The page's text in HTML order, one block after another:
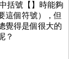
括號【】時能夠
這個符號），但
覺得是個很大的
？